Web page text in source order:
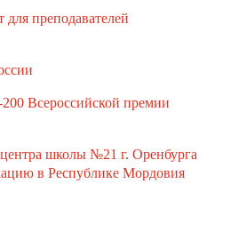
преподавателей
Всероссийской премии
школы №21 г. Оренбурга
в Республике Мордовия